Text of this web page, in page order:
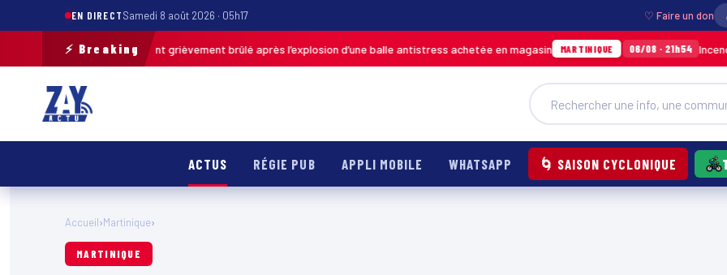
EN DIRECTSamedi 8 août 2026 · 05h17 ♡ Faire un don
⚡ Breaking
de-Calais : un enfant grièvement brûlé après l’explosion d’une balle antistress achetée en magasin MARTINIQUE 06/08 · 21h54 Incendie à
ACTUS RÉGIE PUB APPLI MOBILE WHATSAPP 🌀 SAISON CYCLONIQUE
Accueil›Martinique›
MARTINIQUE